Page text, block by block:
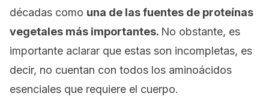
décadas como una de las fuentes de proteínas
vegetales más importantes. No obstante, es
importante aclarar que estas son incompletas, es
decir, no cuentan con todos los aminoácidos
esenciales que requiere el cuerpo.